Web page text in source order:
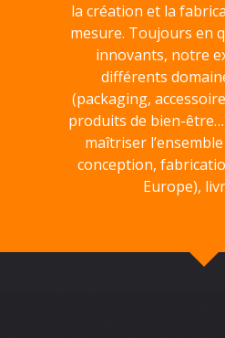
la création et la
mesure. Toujours en
innovants, notre
différents
(packaging,
produits de bien-
maîtriser
conception,
Europe),